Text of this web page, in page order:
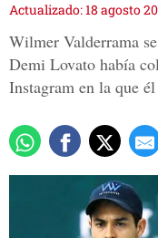
Actualizado: 18 agosto
Wilmer Valderrama
Demi Lovato había
Instagram en la que